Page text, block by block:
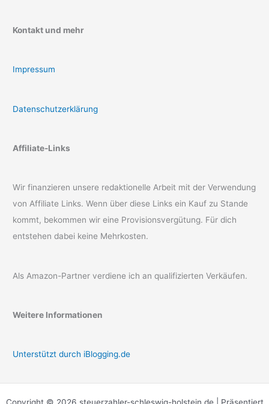
Kontakt und mehr
Impressum
Datenschutzerklärung
Affiliate-Links
Wir finanzieren unsere redaktionelle Arbeit mit der Verwendung
von Affiliate Links. Wenn über diese Links ein Kauf zu Stande
kommt, bekommen wir eine Provisionsvergütung. Für dich
entstehen dabei keine Mehrkosten.
Als Amazon-Partner verdiene ich an qualifizierten Verkäufen.
Weitere Informationen
Unterstützt durch iBlogging.de